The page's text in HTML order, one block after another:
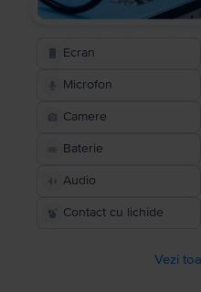
Ecran
Microfon
Camere
Baterie
Audio
Contact cu lichide
Vezi